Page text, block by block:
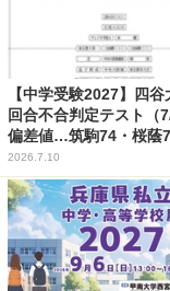
【中学受験2027】四
回合不合判定テスト（
偏差値…筑駒74・桜蔭
2026.7.10